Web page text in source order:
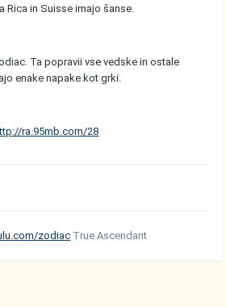
Rica in Suisse imajo šanse.
Ta popravii vse vedske in ostale
enake napake kot grki.
ra.95mb.com/28
zodiac True Ascendant